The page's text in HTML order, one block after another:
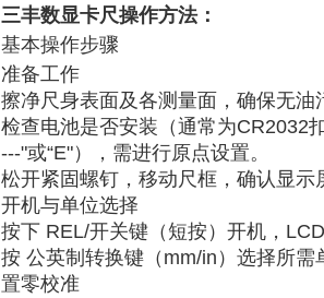
三丰数显卡尺操作方法：
基本操作步骤
准备工作
擦净尺身表面及各测量面，确保无油
检查电池是否安装（通常为CR2032
---"或“E"），需进行‌原点设置‌。
松开紧固螺钉，移动尺框，确认显示
开机与单位选择
按下 ‌ REL/开关键 （短按）开机，
按 ‌ 公英制转换键 （mm/in）选择所需
置零校准